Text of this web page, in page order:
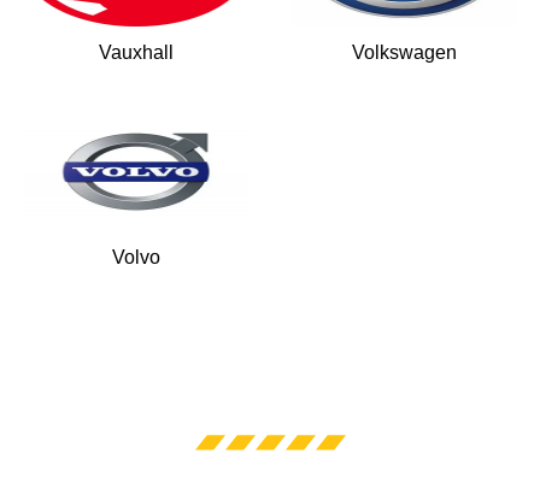
Vauxhall Volkswagen
Volvo